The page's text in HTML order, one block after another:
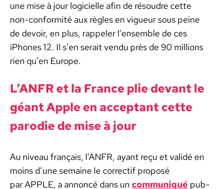
une mise à jour logi­cielle afin de résoudre cette
non-con­for­mité aux règles en vigueur sous peine
de devoir, en plus, rap­pel­er l’ensemble de ces
iPhones 12. Il s’en serait ven­du près de 90 mil­lions
rien qu’en Europe.
L’ANFR et la France plie devant le
géant Apple en accep­tant cette
par­o­die de mise à jour
Au niveau français, l’ANFR, ayant reçu et validé en
moins d’une semaine le cor­rec­tif pro­posé
par APPLE, a annon­cé dans un com­mu­niqué pub­